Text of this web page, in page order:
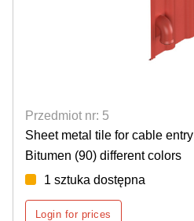
Przedmiot nr: 5
Sheet metal tile for cable entry
Bitumen (90) different colors
1 sztuka dostępna
Login for prices